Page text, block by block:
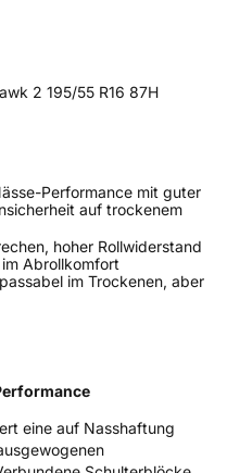
2 195/55 R16 87H
Performance mit guter
auf trockenem
hoher Rollwiderstand
Abrollkomfort
im Trockenen, aber
eine auf Nasshaftung